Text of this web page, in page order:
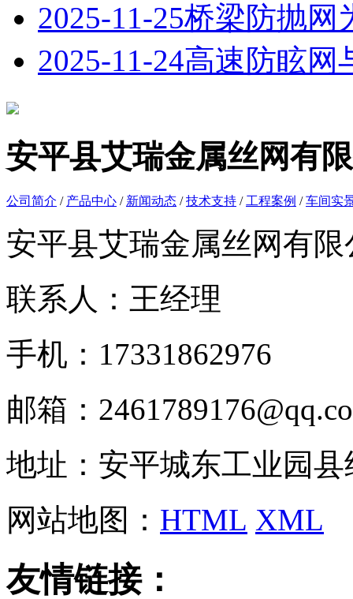
2025-11-25桥梁防抛网
2025-11-24高速防眩网
安平县艾瑞金属丝网有
公司简介 / 产品中心 / 新闻动态 /技术支持 / 工程案例 /车间实
安平县艾瑞金属丝网有限
联系人：王经理
手机：17331862976
邮箱：
地址：安平城东工业园县
网站地图： HTML XML
友情链接：